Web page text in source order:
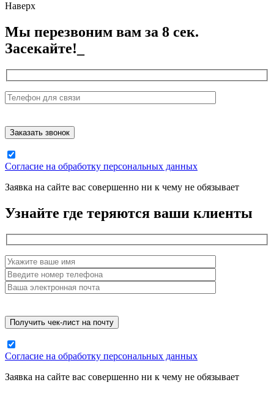
Наверх
Мы перезвоним вам за 8 сек.
Засекайте!_
Согласие на обработку персональных данных
Заявка на сайте вас совершенно ни к чему не обязывает
Узнайте где теряются ваши клиенты
Согласие на обработку персональных данных
Заявка на сайте вас совершенно ни к чему не обязывает